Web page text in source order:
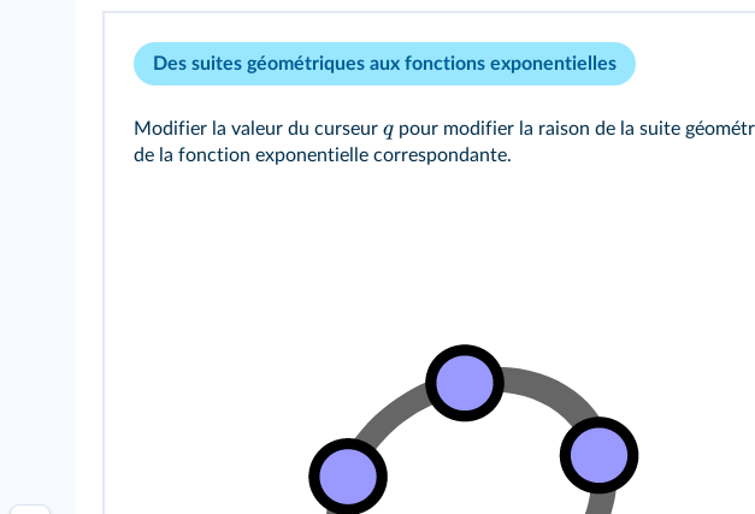
Des suites géométriques aux fonctions exponentielles
Modifier la valeur du curseur qpour modifier la raison de la suite
de la fonction exponentielle correspondante.